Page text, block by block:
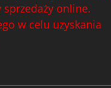
online.
w celu uzyskania